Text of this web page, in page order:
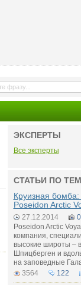
ЭКСПЕРТЫ
Все эксперты
СТАТЬИ ПО
Круизная
Poseidon Arctic
27.12.2014
0
Poseidon Arctic
компания,
высокие широты – в
Шпицберген и
на заповедные
3564
122